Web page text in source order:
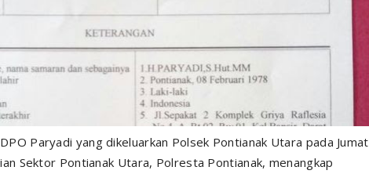
Paryadi yang dikeluarkan Polsek Pontianak Utara pada Jumat
Sektor Pontianak Utara, Polresta Pontianak, menangkap